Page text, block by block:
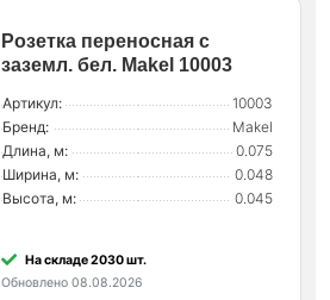
Розетка переносная с
заземл. бел. Makel 10003
Артикул:
10003
Бренд:
Makel
Длина, м:
0.075
Ширина, м:
0.048
Высота, м:
0.045
На складе 2030 шт.
Обновлено 08.08.2026